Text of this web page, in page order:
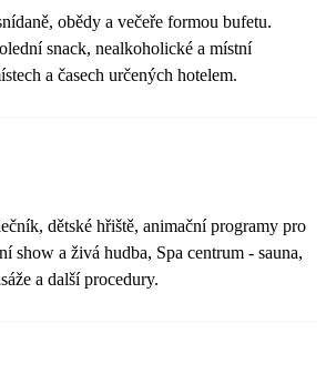
obědy a večeře formou bufetu.
snack, nealkoholické a místní
a časech určených hotelem.
dětské hřiště, animační programy pro
show a živá hudba, Spa centrum - sauna,
a další procedury.